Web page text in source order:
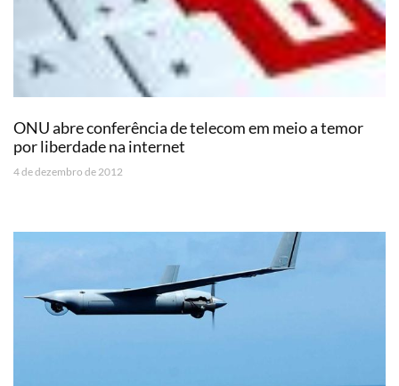
ONU abre conferência de telecom em meio a temor
por liberdade na internet
4 de dezembro de 2012